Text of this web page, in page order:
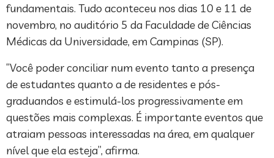
fundamentais. Tudo aconteceu nos dias 10 e 11 de
novembro, no auditório 5 da Faculdade de Ciências
Médicas da Universidade, em Campinas (SP).
“Você poder conciliar num evento tanto a presença
de estudantes quanto a de residentes e pós-
graduandos e estimulá-los progressivamente em
questões mais complexas. É importante eventos que
atraiam pessoas interessadas na área, em qualquer
nível que ela esteja”, afirma.